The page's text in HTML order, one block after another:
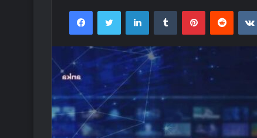
FacebookTwitter LinkedInTumblr PinterestReddit